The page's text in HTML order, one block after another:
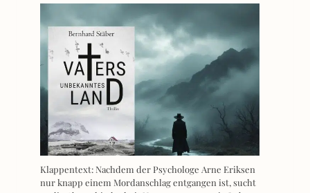
Klappentext: Nachdem der Psychologe Arne Eriksen
nur knapp einem Mordanschlag entgangen ist, sucht